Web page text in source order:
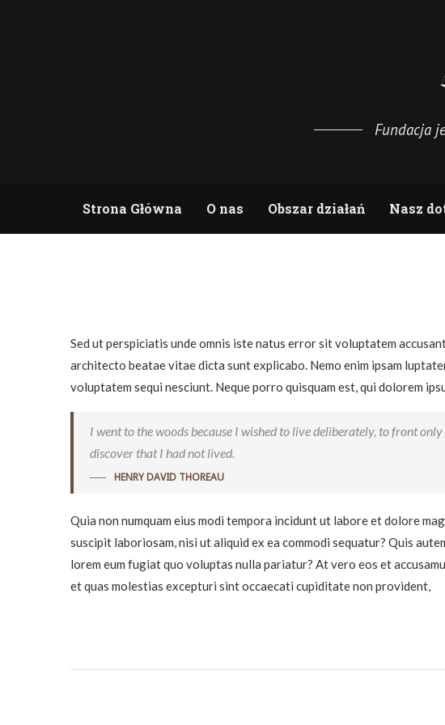
Fundacja
Strona Główna O nas Obszar działań Nasz
Sed ut perspiciatis unde omnis iste natus error sit voluptatem
architecto beatae vitae dicta sunt explicabo. Nemo enim ipsam
voluptatem sequi nesciunt. Neque porro quisquam est, qui dolorem
I went to the woods because I wished to live deliberately, to front
discover that I had not lived.
HENRY DAVID THOREAU
Quia non numquam eius modi tempora incidunt ut labore et dolore
suscipit laboriosam, nisi ut aliquid ex ea commodi sequatur? Quis
lorem eum fugiat quo voluptas nulla pariatur? At vero eos et
et quas molestias excepturi sint occaecati cupiditate non provident,